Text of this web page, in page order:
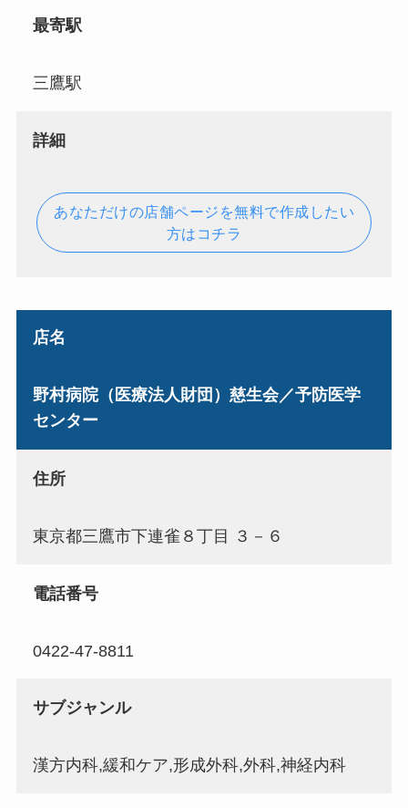
最寄駅
三鷹駅
詳細
あなただけの店舗ページを無料で作成したい
方はコチラ
店名
野村病院（医療法人財団）慈生会／予防医学
センター
住所
東京都三鷹市下連雀８丁目 ３－６
電話番号
0422-47-8811
サブジャンル
漢方内科,緩和ケア,形成外科,外科,神経内科